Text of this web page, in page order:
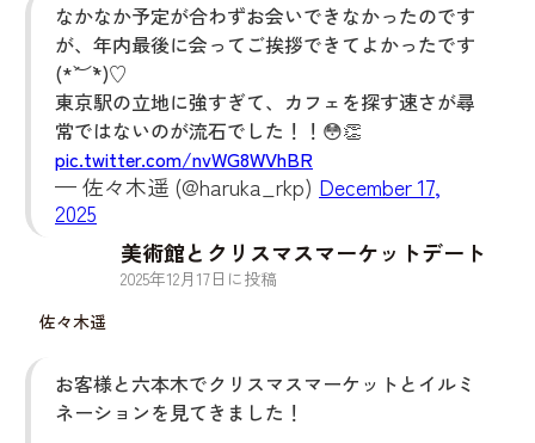
なかなか予定が合わずお会いできなかったのです
が、年内最後に会ってご挨拶できてよかったです
(*´︶`*)♡
東京駅の立地に強すぎて、カフェを探す速さが尋
常ではないのが流石でした！！😳👏
pic.twitter.com/nvWG8WVhBR
— 佐々木遥 (@haruka_rkp) December 17,
2025
佐々木遥
美術館とクリスマスマーケットデート
2025年12月 17日に投稿
お客様と六本木でクリスマスマーケットとイルミ
ネーションを見てきました！